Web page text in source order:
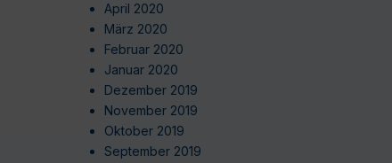
April 2020
März 2020
Februar 2020
Januar 2020
Dezember 2019
November 2019
Oktober 2019
September 2019